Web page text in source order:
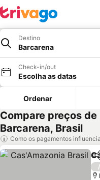
Destino
Barcarena
Check-in/out
Escolha as datas
Ordenar
Compare preços
Barcarena, Brasil
Como os pagamentos
/